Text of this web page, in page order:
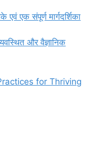
एक संपूर्ण मार्गदर्शिका
और वैज्ञानिक
for Thriving